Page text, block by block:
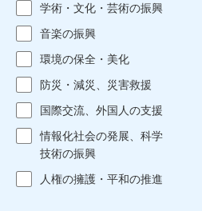
学術・文化・芸術の振興
音楽の振興
環境の保全・美化
防災・減災、災害救援
国際交流、外国人の支援
情報化社会の発展、科学
技術の振興
人権の擁護・平和の推進